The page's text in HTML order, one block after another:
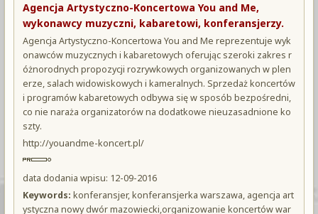
Agencja Artystyczno-Koncertowa You and Me,
wykonawcy muzyczni, kabaretowi, konferansjerzy.
Agencja Artystyczno-Koncertowa You and Me reprezentuje wyk
onawców muzycznych i kabaretowych oferując szeroki zakres r
óżnorodnych propozycji rozrywkowych organizowanych w plen
erze, salach widowiskowych i kameralnych. Sprzedaż koncertów
i programów kabaretowych odbywa się w sposób bezpośredni,
co nie naraża organizatorów na dodatkowe nieuzasadnione ko
szty.
http://youandme-koncert.pl/
data dodania wpisu: 12-09-2016
Keywords: konferansjer, konferansjerka warszawa, agencja art
ystyczna nowy dwór mazowiecki,organizowanie koncertów war